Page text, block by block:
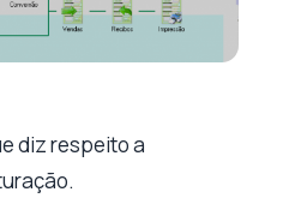
diz respeito a